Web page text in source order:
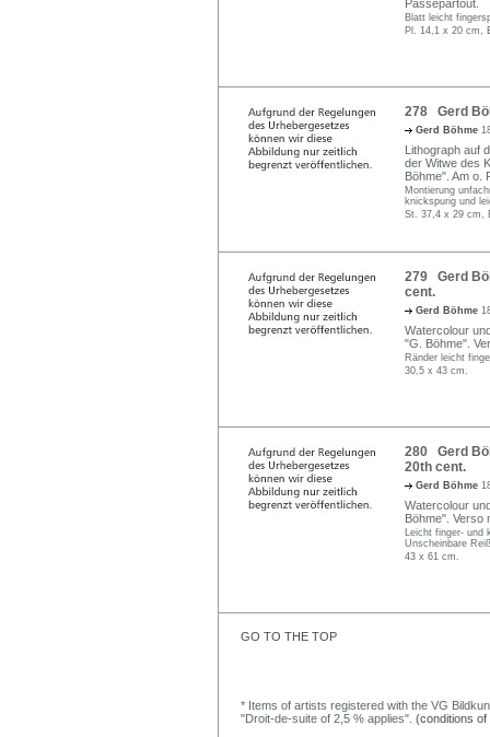
Passepartout.
Blatt leicht
Pl. 14,1 x 20 cm,
278 Gerd
Gerd Böhme
Lithograph auf
der Witwe des
Böhme". Am o.
Montierung
knickspurig und
St. 37,4 x 29 cm,
279 Gerd
cent.
Gerd Böhme
Watercolour
"G. Böhme".
Ränder leicht
30,5 x 43 cm.
280 Gerd
20th cent.
Gerd Böhme
Watercolour
Böhme". Verso
Leicht finger- und
Unscheinbare
43 x 61 cm.
GO TO THE TOP
* Items of artists registered with the VG
"Droit-de-suite of 2,5 % applies". (conditions of